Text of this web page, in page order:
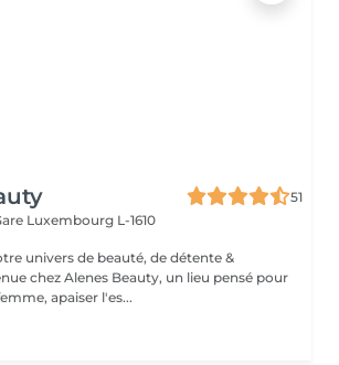
51
Luxembourg L-1610
univers de beauté, de détente &
apaiser l'es...